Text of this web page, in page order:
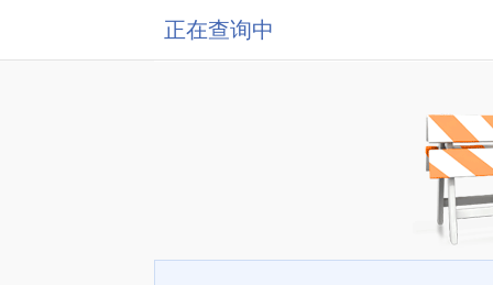
正在查询中